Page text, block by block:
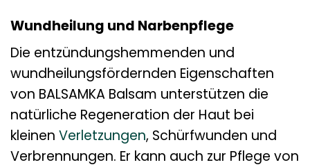
Wundheilung und Narbenpflege
Die entzündungshemmenden und
wundheilungsfördernden Eigenschaften
von BALSAMKA Balsam unterstützen die
natürliche Regeneration der Haut bei
kleinen Verletzungen, Schürfwunden und
Verbrennungen. Er kann auch zur Pflege von